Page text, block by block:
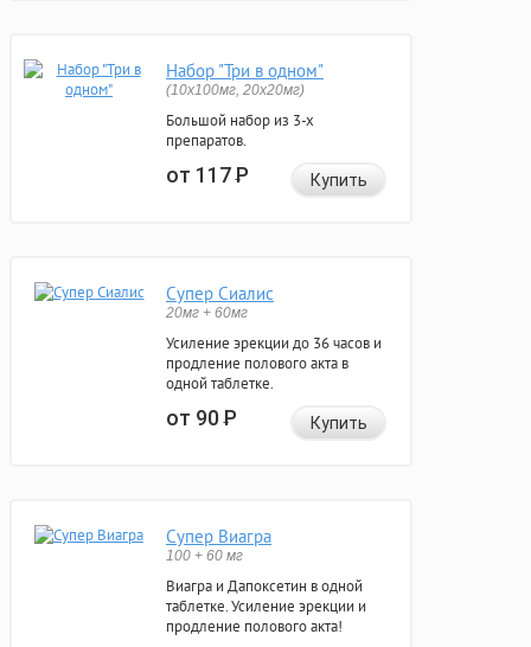
Набор "Три в одном"
(10x100мг, 20x20мг)
Большой набор из 3-х
препаратов.
от 117Р Купить
Супер Сиалис
20мг + 60мг
Усиление эрекции до 36 часов и
продление полового акта в
одной таблетке.
от 90Р Купить
Супер Виагра
100 + 60 мг
Виагра и Дапоксетин в одной
таблетке. Усиление эрекции и
продление полового акта!